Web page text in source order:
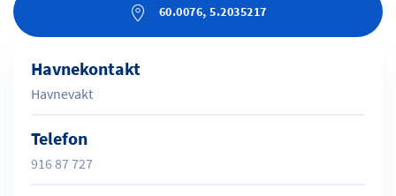
60.0076, 5.2035217
Havnekontakt
Havnevakt
Telefon
916 87 727